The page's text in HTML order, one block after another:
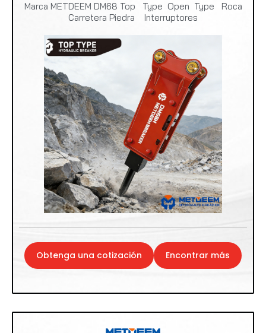
Marca METDEEM DM68 Top Type Open Type Roca
Carretera Piedra Interruptores
Obtenga una cotización Encontrar más